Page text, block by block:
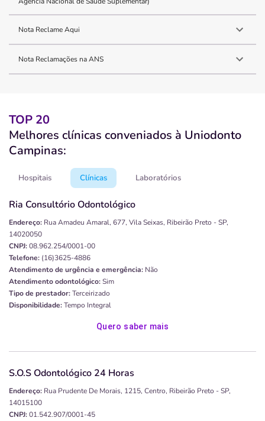
Nota Reclame Aqui
Nota Reclamações na ANS
TOP 20
Melhores clínicas conveniados à Uniodonto
Campinas:
Hospitais Clínicas Laboratórios
Ria Consultório Odontológico
Endereço: Rua Amadeu Amaral, 677, Vila Seixas, Ribeirão Preto - SP,
14020050
CNPJ:08.962.254/0001-00
Telefone: (16)3625-4886
Atendimento de urgência e emergência: Não
Atendimento odontológico:Sim
Tipo de prestador:Terceirizado
Disponibilidade:Tempo Integral
Quero saber mais
S.O.S Odontológico 24 Horas
Endereço: Rua Prudente De Morais, 1215, Centro, Ribeirão Preto - SP,
14015100
CNPJ:01.542.907/0001-45